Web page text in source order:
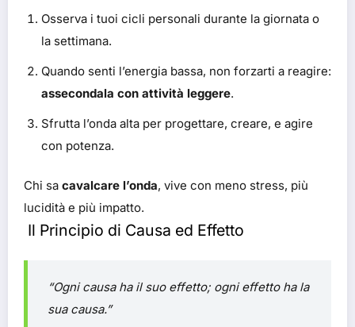
Osserva i tuoi cicli personali durante la giornata o
la settimana.
Quando senti l’energia bassa, non forzarti a reagire:
assecondala con attività leggere.
Sfrutta l’onda alta per progettare, creare, e agire
con potenza.
Chi sa cavalcare l’onda, vive con meno stress, più
lucidità e più impatto.
Il Principio di Causa ed Effetto
“Ogni causa ha il suo effetto; ogni effetto ha la
sua causa.”